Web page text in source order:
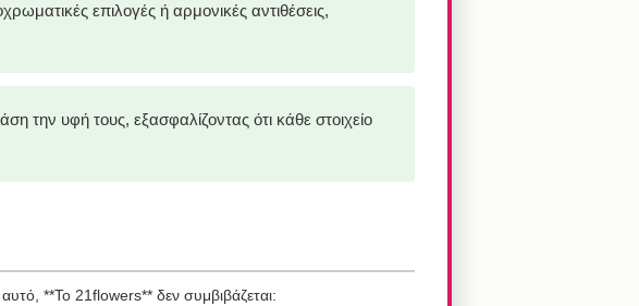
επιλογές ή αρμονικές αντιθέσεις,
την υφή τους, εξασφαλίζοντας ότι κάθε στοιχείο
**Το 21flowers** δεν συμβιβάζεται: